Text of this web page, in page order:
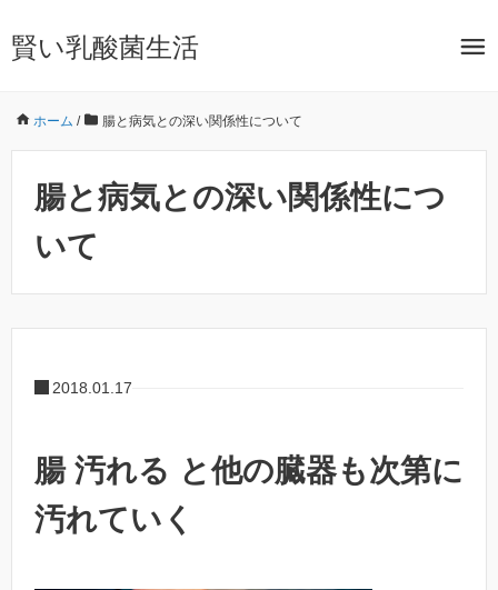
賢い乳酸菌生活
ホーム / 腸と病気との深い関係性について
腸と病気との深い関係性につ
いて
2018.01.17
腸 汚れる と他の臓器も次第に
汚れていく